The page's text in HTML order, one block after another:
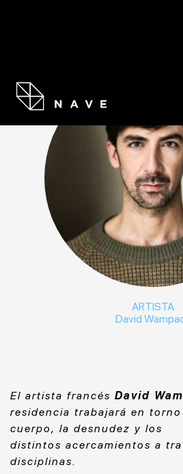
ARTISTA
David
El artista francés David
residencia trabajará en
cuerpo, la desnudez y los
distintos acercamientos a
disciplinas.